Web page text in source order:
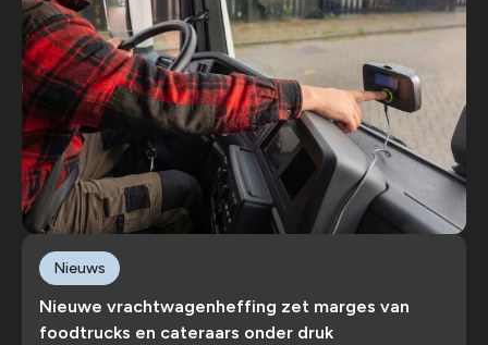
Nieuwe vrachtwagenheffing zet marges van
foodtrucks en cateraars onder druk
Nieuws